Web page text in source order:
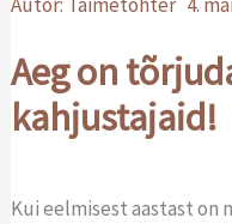
Aeg on
kahjustajaid!
Kui eelmisest aastast on